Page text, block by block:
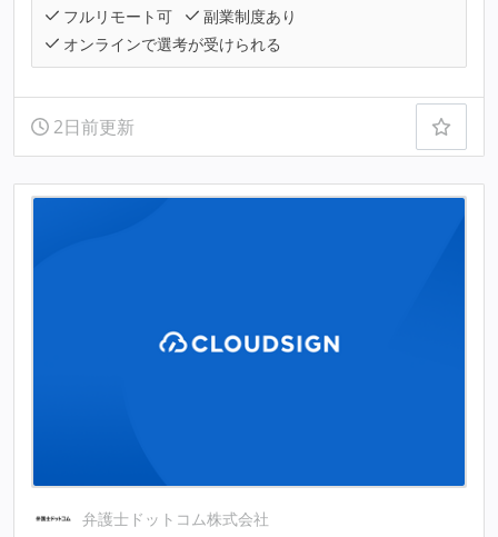
フルリモート可
副業制度あり
オンラインで選考が受けられる
2日前更新
弁護士ドットコム株式会社